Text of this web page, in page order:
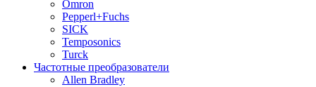
Omron
Pepperl+Fuchs
SICK
Temposonics
Turck
Частотные преобразователи
Allen Bradley